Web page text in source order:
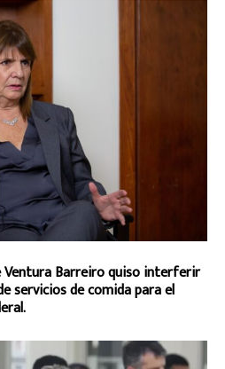
Ventura Barreiro quiso interferir
servicios de comida para el